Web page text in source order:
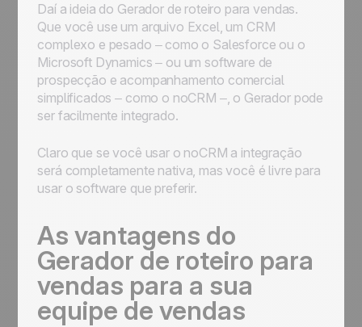
Daí a ideia do Gerador de roteiro para vendas.
Que você use um arquivo Excel, um CRM
complexo e pesado – como o Salesforce ou o
Microsoft Dynamics – ou um software de
prospecção e acompanhamento comercial
simplificados – como o noCRM –, o Gerador pode
ser facilmente integrado.
Claro que se você usar o noCRM a integração
será completamente nativa, mas você é livre para
usar o software que preferir.
As vantagens do
Gerador de roteiro para
vendas para a sua
equipe de vendas